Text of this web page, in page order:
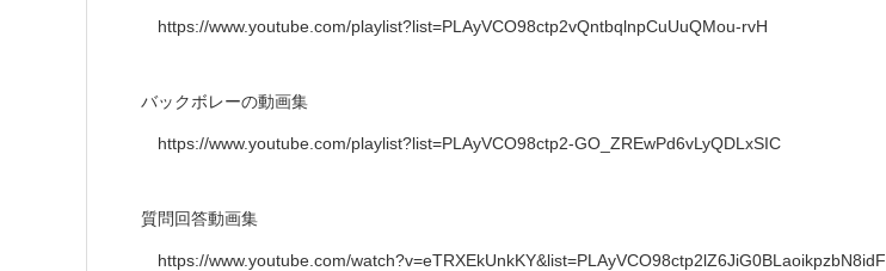
https://www.youtube.com/playlist?list=PLAyVCO98ctp2vQntbqlnpCuUuQMou-rvH
バックボレーの動画集
https://www.youtube.com/playlist?list=PLAyVCO98ctp2-GO_ZREwPd6vLyQDLxSIC
質問回答動画集
https://www.youtube.com/watch?v=eTRXEkUnkKY&list=PLAyVCO98ctp2lZ6JiG0BLaoikpzbN8idF